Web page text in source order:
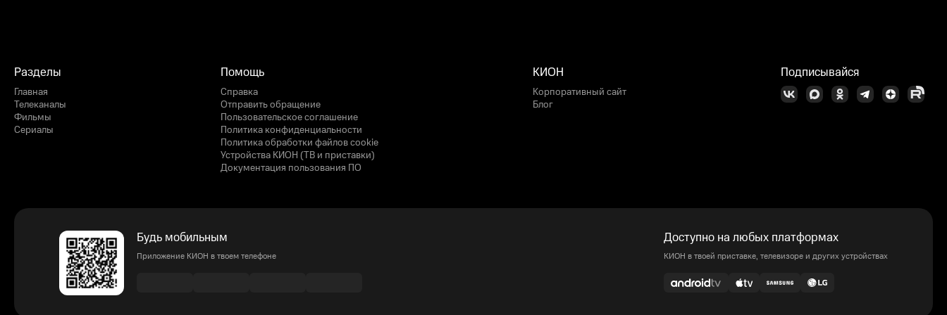
Разделы
Главная
Телеканалы
Фильмы
Сериалы
Помощь
Справка
Отправить обращение
Пользовательское соглашение
Политика конфиденциальности
Политика обработки файлов cookie
Устройства КИОН (ТВ и приставки)
Документация пользования ПО
КИОН
Корпоративный сайт
Блог
Подписывайся
Будь мобильным
Приложение КИОН в твоем телефоне
Доступно на любых платформах
КИОН в твоей приставке, телевизоре и других устройствах